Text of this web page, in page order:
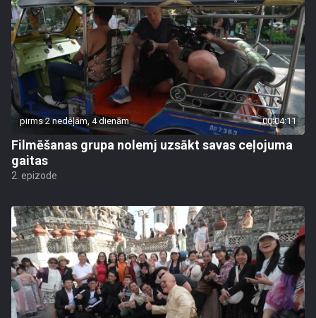
pirms 2 nedēļām, 4 dienām 00:04:11
Filmēšanas grupa nolemj uzsākt savas ceļojuma
gaitas
2. epizode